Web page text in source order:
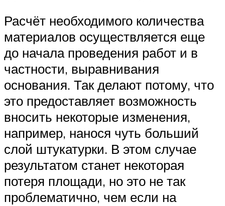
Расчёт необходимого количества
материалов осуществляется еще
до начала проведения работ и в
частности, выравнивания
основания. Так делают потому, что
это предоставляет возможность
вносить некоторые изменения,
например, нанося чуть больший
слой штукатурки. В этом случае
результатом станет некоторая
потеря площади, но это не так
проблематично, чем если на